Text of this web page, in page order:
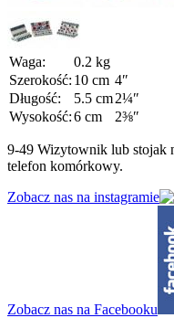
Waga:
0.2 kg
Szerokość: 10 cm 4″
Długość:
5.5 cm2¼″
Wysokość:6 cm 2⅜″
9-49 Wizytownik lub stojak
telefon komórkowy.
Zobacz nas na instagramie
Zobacz nas na Facebooku